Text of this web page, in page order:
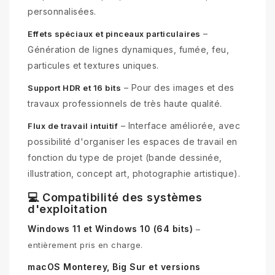
personnalisées.
Effets spéciaux et pinceaux particulaires –
Génération de lignes dynamiques, fumée, feu,
particules et textures uniques.
Support HDR et 16 bits – Pour des images et des
travaux professionnels de très haute qualité.
Flux de travail intuitif – Interface améliorée, avec
possibilité d'organiser les espaces de travail en
fonction du type de projet (bande dessinée,
illustration, concept art, photographie artistique).
💻 Compatibilité des systèmes
d'exploitation
Windows 11 et Windows 10 (64 bits) –
entièrement pris en charge.
macOS Monterey, Big Sur et versions